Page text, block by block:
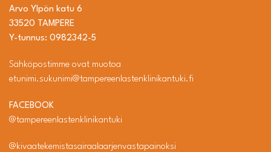
Arvo Ylpön katu 6
33520 TAMPERE
Y-tunnus: 0982342-5
Sähköpostimme ovat muotoa
etunimi.sukunimi@tampereenlastenklinikantuki.fi
FACEBOOK
@tampereenlastenklinikantuki
@kivaatekemistasairaalaarjenvastapainoksi